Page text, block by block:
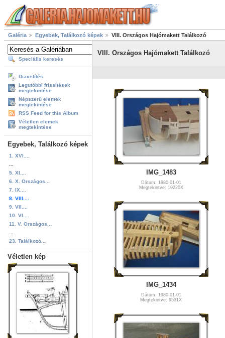
Galéria Egyebek, Találkozó képek VIII. Országos Hajómakett Találkozó
Speciális keresés
Diavetítés
Legutóbbi frissítések
megtekintése
Népszerű elemek
megtekintése
RSS Feed for this Album
Véletlen elemek
megtekintése
Egyebek, Találkozó képek
1. XVI....
5. XI....
6. X. Országos...
7. IX....
8. VIII....
9. VII....
10. VI....
11. V. Országos...
23. Találkozó...
Véletlen kép
VIII. Országos Hajómakett Találkozó
IMG_1483
Dátum: 1980-01-01
Megtekintve: 19220X
IMG_1434
Dátum: 1980-01-01
Megtekintve: 9531X